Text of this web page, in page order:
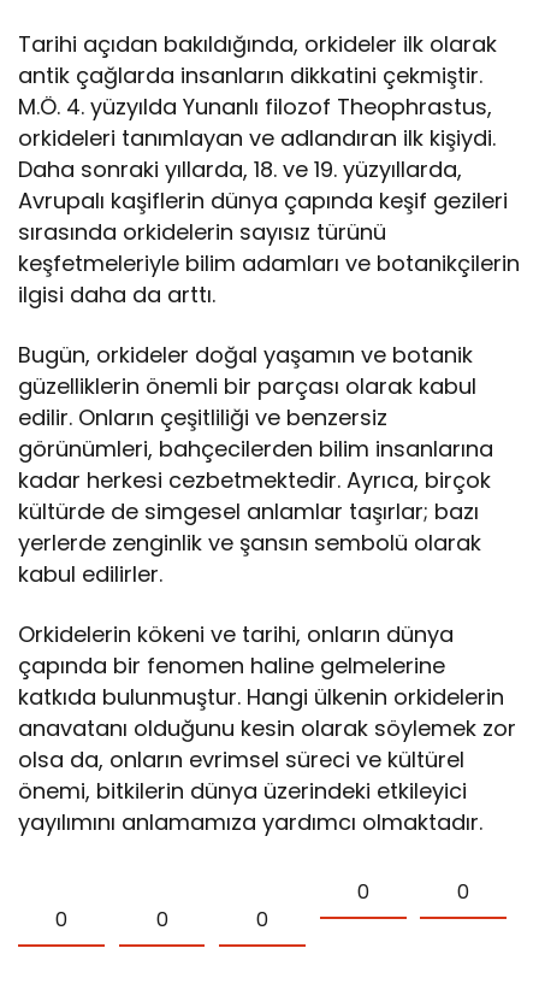
Tarihi açıdan bakıldığında, orkideler ilk olarak
antik çağlarda insanların dikkatini çekmiştir.
M.Ö. 4. yüzyılda Yunanlı filozof Theophrastus,
orkideleri tanımlayan ve adlandıran ilk kişiydi.
Daha sonraki yıllarda, 18. ve 19. yüzyıllarda,
Avrupalı kaşiflerin dünya çapında keşif gezileri
sırasında orkidelerin sayısız türünü
keşfetmeleriyle bilim adamları ve botanikçilerin
ilgisi daha da arttı.
Bugün, orkideler doğal yaşamın ve botanik
güzelliklerin önemli bir parçası olarak kabul
edilir. Onların çeşitliliği ve benzersiz
görünümleri, bahçecilerden bilim insanlarına
kadar herkesi cezbetmektedir. Ayrıca, birçok
kültürde de simgesel anlamlar taşırlar; bazı
yerlerde zenginlik ve şansın sembolü olarak
kabul edilirler.
Orkidelerin kökeni ve tarihi, onların dünya
çapında bir fenomen haline gelmelerine
katkıda bulunmuştur. Hangi ülkenin orkidelerin
anavatanı olduğunu kesin olarak söylemek zor
olsa da, onların evrimsel süreci ve kültürel
önemi, bitkilerin dünya üzerindeki etkileyici
yayılımını anlamamıza yardımcı olmaktadır.
0 0 0
0 0